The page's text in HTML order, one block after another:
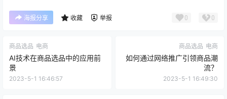
海报分享 收藏 举报 0 0
商品选品 电商
AI技术在商品选品中的应用前
景
2023-5-1 16:46:57
商品选品 电商
如何通过网络推广引领商品潮
流？
2023-5-1 16:49:30